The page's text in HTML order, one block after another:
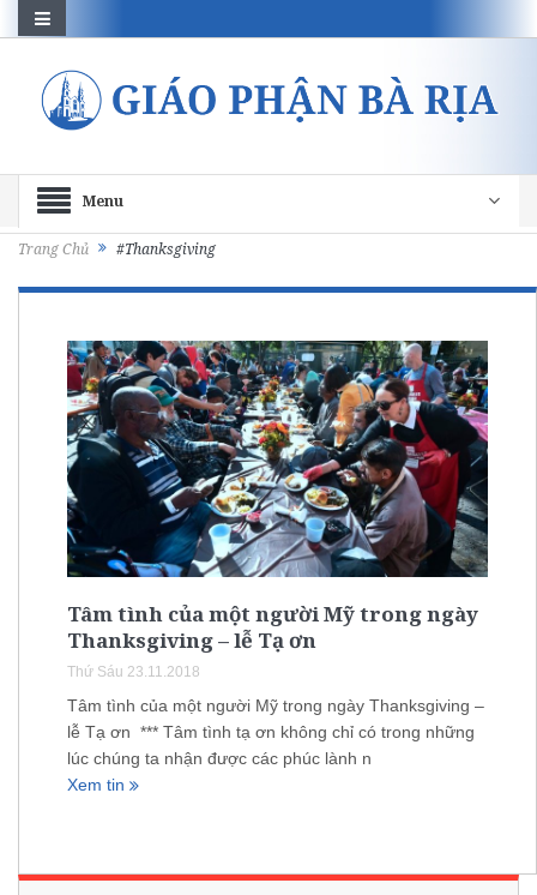
Menu
Trang Chủ #Thanksgiving
Tâm tình của một người Mỹ trong ngày
Thanksgiving – lễ Tạ ơn
Thứ Sáu 23.11.2018
Tâm tình của một người Mỹ trong ngày Thanksgiving –
lễ Tạ ơn *** Tâm tình tạ ơn không chỉ có trong những
lúc chúng ta nhận được các phúc lành n
Xem tin